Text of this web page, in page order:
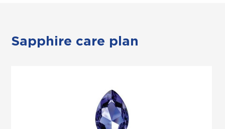
Sapphire care plan